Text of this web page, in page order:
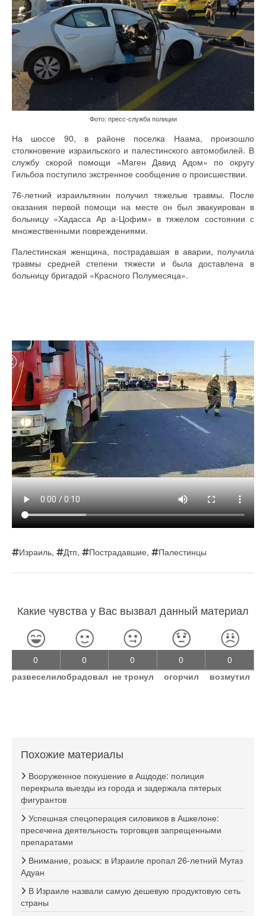
Фото: пресс-служба полиции
На шоссе 90, в районе поселка Наама, произошло
столкновение израильского и палестинского автомобилей. В
службу скорой помощи «Маген Давид Адом» по округу
Гильбоа поступило экстренное сообщение о происшествии.
76-летний израильтянин получил тяжелые травмы. После
оказания первой помощи на месте он был эвакуирован в
больницу «Хадасса Ар а-Цофим» в тяжелом состоянии с
множественными повреждениями.
Палестинская женщина, пострадавшая в аварии, получила
травмы средней степени тяжести и была доставлена в
больницу бригадой «Красного Полумесяца».
Израиль, Дтп, Пострадавшие, Палестинцы
Какие чувства у Вас вызвал данный материал
0
развеселил
0
обрадовал
0
не тронул
0
огорчил
0
возмутил
Похожие материалы
Вооруженное покушение в Ашдоде: полиция
перекрыла выезды из города и задержала пятерых
фигурантов
Успешная спецоперация силовиков в Ашкелоне:
пресечена деятельность торговцев запрещенными
препаратами
Внимание, розыск: в Израиле пропал 26-летний Мутаз
Адуан
В Израиле назвали самую дешевую продуктовую сеть
страны